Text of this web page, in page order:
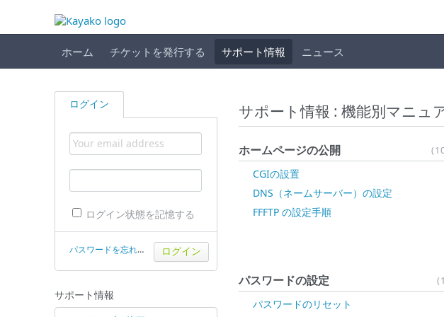
ホーム チケットを発行する サポート情報 ニュース
ログイン
ログイン状態を記憶する
パスワードを忘れた場合
サポート情報
サポート情報 : 機能別マニュ
ホームページの公開
CGIの設置
DNS（ネームサーバー）の設定
FFFTP の設定手順
パスワードの設定
パスワードのリセット